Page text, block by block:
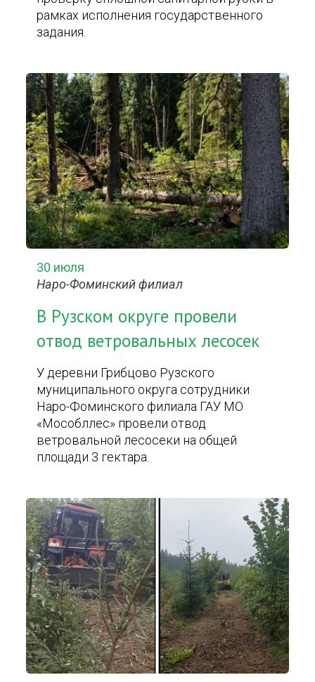
рамках исполнения государственного
задания.
30 июля
Наро-Фоминский филиал
В Рузском округе провели
отвод ветровальных лесосек
У деревни Грибцово Рузского
муниципального округа сотрудники
Наро-Фоминского филиала ГАУ МО
«Мособллес» провели отвод
ветровальной лесосеки на общей
площади 3 гектара.